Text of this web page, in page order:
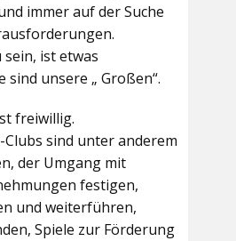
immer auf der Suche
ist etwas
sind unsere „ Großen“.
freiwillig.
Clubs sind unter anderem
der Umgang mit
festigen,
und weiterführen,
Spiele zur Förderung